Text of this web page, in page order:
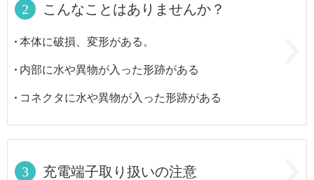
2 こんなことはありませんか？
本体に破損、変形がある。
内部に水や異物が入った形跡がある
コネクタに水や異物が入った形跡がある
3 充電端子取り扱いの注意